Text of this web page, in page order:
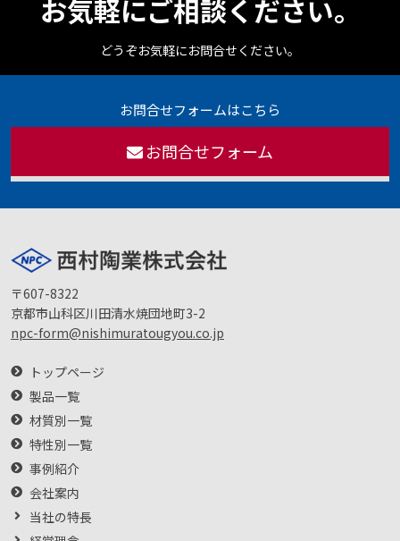
お気軽にご相談ください。
どうぞお気軽にお問合せください。
お問合せフォームはこちら
お問合せフォーム
〒607-8322
京都市山科区川田清水焼団地町3-2
npc-form@nishimuratougyou.co.jp
トップページ
製品一覧
材質別一覧
特性別一覧
事例紹介
会社案内
当社の特長